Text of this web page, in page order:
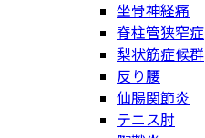
坐骨神経痛
脊柱管狭窄症
梨状筋症候群
反り腰
仙腸関節炎
テニス肘